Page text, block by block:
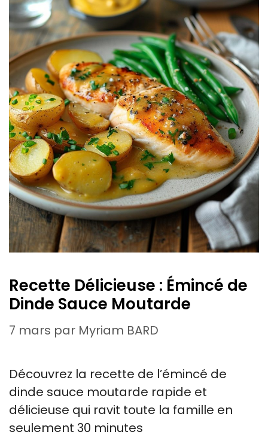
Recette Délicieuse : Émincé de
Dinde Sauce Moutarde
7 mars par Myriam BARD
Découvrez la recette de l’émincé de
dinde sauce moutarde rapide et
délicieuse qui ravit toute la famille en
seulement 30 minutes